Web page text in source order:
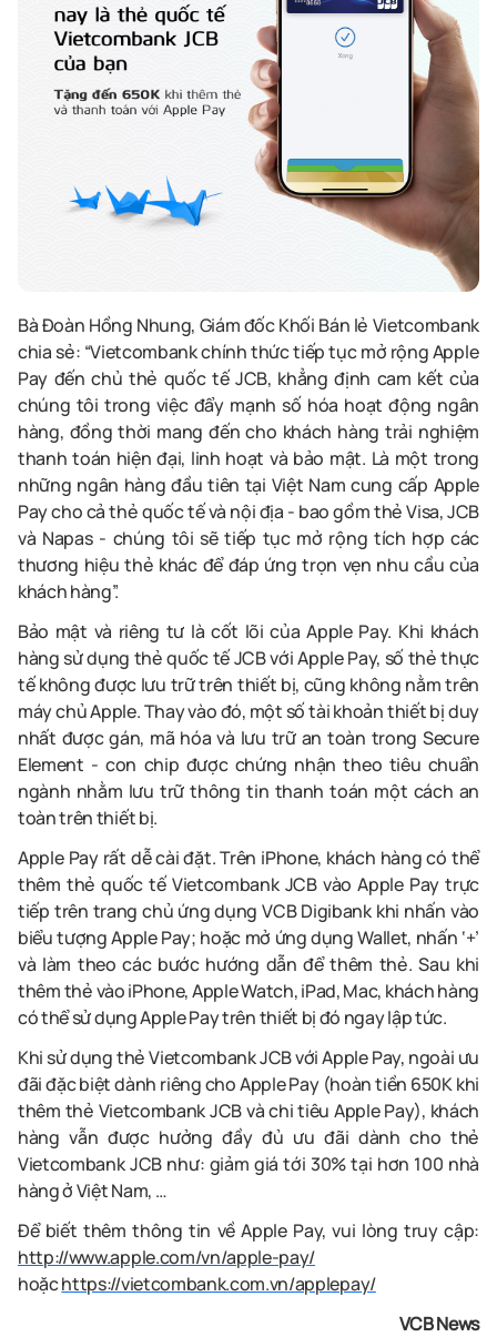
Bà Đoàn Hồng Nhung, Giám đốc Khối Bán lẻ Vietcombank
chia sẻ: “Vietcombankchính thức tiếp tục mở rộngApple
Pay đến chủ thẻ quốc tế JCB, khẳng định cam kết của
chúng tôi trong việc đẩy mạnh số hóa hoạt động ngân
hàng, đồng thời mang đến cho khách hàng trải nghiệm
thanh toán hiện đại, linh hoạt và bảo mật. Là một trong
những ngân hàng đầu tiên tại Việt Nam cung cấp Apple
Paycho cả thẻ quốc tế và nội địa - bao gồm thẻVisa, JCB
và Napas - chúng tôi sẽ tiếp tục mở rộng tích hợp các
thương hiệu thẻ khác để đáp ứng trọn vẹn nhu cầu của
khách hàng”.
Bảo mật và riêng tư là cốt lõi củaApple Pay. Khi khách
hàng sử dụng thẻ quốc tế JCB vớiApple Pay, số thẻ thực
tế không được lưu trữ trên thiết bị, cũng không nằm trên
máy chủApple. Thay vào đó, một số tài khoản thiết bị duy
nhất được gán, mã hóa và lưu trữ an toàn trong Secure
Element - con chip được chứng nhận theo tiêu chuẩn
ngành nhằm lưu trữ thông tin thanh toán một cách an
toàn trên thiết bị.
Apple Pay rất dễcài đặt.Trên iPhone, khách hàng có thể
thêm thẻ quốc tế VietcombankJCB vào Apple Paytrực
tiếp trên trang chủ ứng dụng VCBDigibank khi nhấn vào
biểutượngApple Pay; hoặc mở ứngdụngWallet, nhấn ‘+’
và làm theo các bước hướng dẫn để thêm thẻ. Sau khi
thêmthẻvàoiPhone, Apple Watch, iPad, Mac, khách hàng
cóthểsửdụngApple Paytrênthiết bịđó ngaylậptức.
Khi sửdụngthẻVietcombankJCBvớiApple Pay, ngoài ưu
đãiđặcbiệtdành riêngchoApple Pay (hoàntiền 650Kkhi
thêm thẻ VietcombankJCBvàchitiêu Apple Pay), khách
hàng vẫn được hưởng đầy đủ ưu đãi dành cho thẻ
VietcombankJCB như: giảm giá tới 30%tại hơn 100 nhà
hàngở Việt Nam, …
Để biết thêm thông tin vềApple Pay, vui lòng truy cập:
http://www.apple.com/vn/apple-pay/
hoặchttps://vietcombank.com.vn/applepay/
VCB News